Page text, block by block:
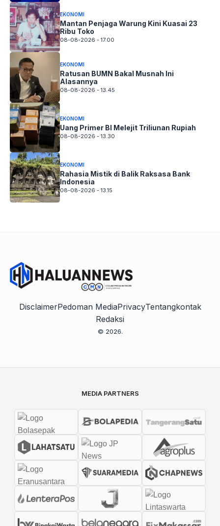
EKONOMI
Mantan Penjaga Warung Kini Kuasai 23
Ribu Toko
08-08-2026 - 17.00
EKONOMI
Ratusan BUMN Bakal Musnah Ini
Alasannya
08-08-2026 - 13.45
EKONOMI
Uang Primer BI Melejit Triliunan Rupiah
08-08-2026 - 13.30
EKONOMI
Rahasia Mistik di Balik Raksasa Bank
Indonesia
08-08-2026 - 13.15
DisclaimerPedoman MediaPrivacyTentangkontak
Redaksi
© 2026.
MEDIA PARTNERS